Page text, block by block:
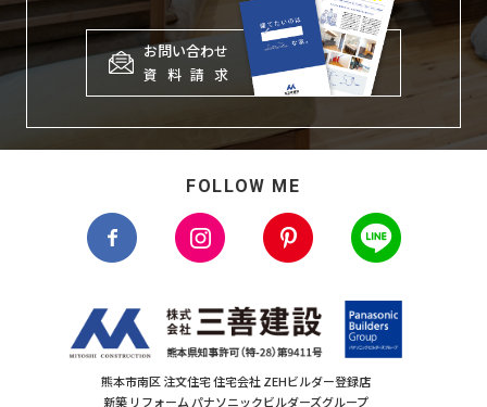
お問い合わせ
資 料 請 求
FOLLOW ME
熊本市南区 注文住宅 住宅会社 ZEHビルダー登録店
新築 リフォーム パナソニックビルダーズグループ